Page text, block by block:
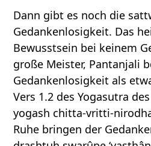
Dann gibt es noch die
Gedankenlosigkeit. Das
Bewusstsein bei keinem
große Meister, Pantanjali
Gedankenlosigkeit als
Vers 1.2 des Yogasutra
yogash chitta-vritti-
Ruhe bringen der